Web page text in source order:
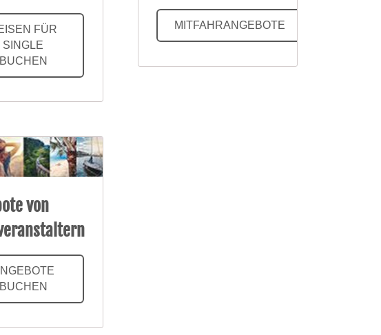
FÜR
SINGLE
BUCHEN
MITFAHRANGEBOTE
von
BUCHEN